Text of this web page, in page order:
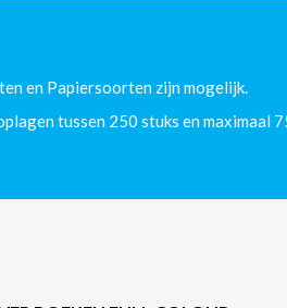
en Papiersoorten zijn mogelijk.
tussen 250 stuks en maximaal